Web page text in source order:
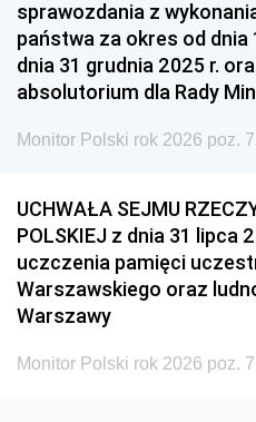
1951 1950
1948 1947
1939 1938
sprawozdania z
państwa za okres od dnia
dnia 31 grudnia 2025 r.
absolutorium dla Rady
Monitor Polski rok 2026 poz.
UCHWAŁA SEJMU
POLSKIEJ z dnia 31 lipca
uczczenia pamięci
Warszawskiego oraz
Warszawy
Monitor Polski rok 2026 poz.